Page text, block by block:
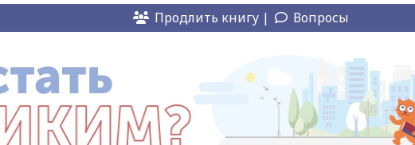
Продлить книгу | Вопросы